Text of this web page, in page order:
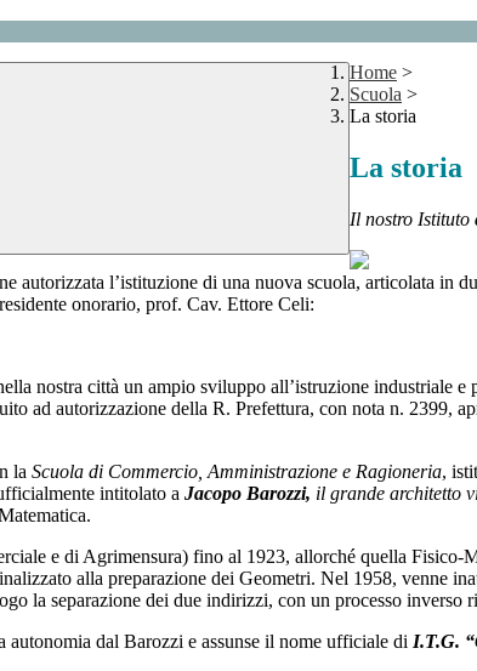
Home >
Scuola >
La storia
La storia
Il nostro Istituto
autorizzata l’istituzione di una nuova scuola, articolata in
onorario, prof. Cav. Ettore Celi:
nostra città un ampio sviluppo all’istruzione industriale
ad autorizzazione della R. Prefettura, con nota n. 2399,
la Scuola di Commercio, Amministrazione e Ragioneria,
intitolato a Jacopo Barozzi, il grande architetto
e di Agrimensura) fino al 1923, allorché quella Fisico-
alla preparazione dei Geometri. Nel 1958, venne
la separazione dei due indirizzi, con un processo inverso
autonomia dal Barozzi e assunse il nome ufficiale di I.T.G.